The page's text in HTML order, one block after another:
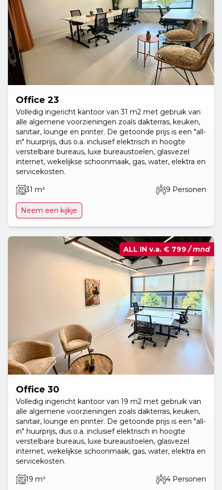
Office 23
Volledig ingericht kantoor van 31 m2 met gebruik van
alle algemene voorzieningen zoals dakterras, keuken,
sanitair, lounge en printer. De getoonde prijs is een "all-
in" huurprijs, dus o.a. inclusief elektrisch in hoogte
verstelbare bureaus, luxe bureaustoelen, glasvezel
internet, wekelijkse schoonmaak, gas, water, elektra en
servicekosten.
31 m²
9 Personen
Neem een kijkje
Office 30
Volledig ingericht kantoor van 19 m2 met gebruik van
alle algemene voorzieningen zoals dakterras, keuken,
sanitair, lounge en printer. De getoonde prijs is een "all-
in" huurprijs, dus o.a. inclusief elektrisch in hoogte
verstelbare bureaus, luxe bureaustoelen, glasvezel
internet, wekelijkse schoonmaak, gas, water, elektra en
servicekosten.
19 m²
4 Personen
ALL IN v.a. € 799/ mnd